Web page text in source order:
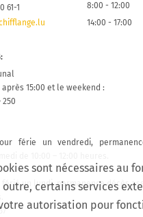
61-1
8:00 - 12:00
14:00 - 17:00
après 15:00 et le weekend :
250
férie un vendredi,
férié un lundi, permanence décès
sont nécessaires au
outre, certains services
autorisation pour